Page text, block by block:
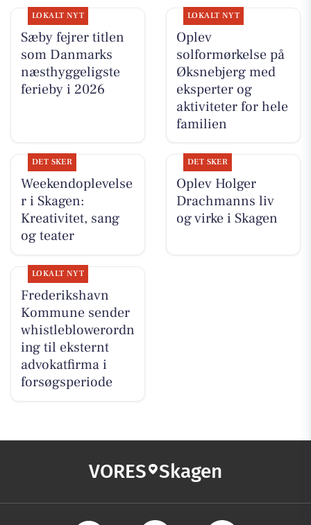
LOKALT NYT
Sæby fejrer titlen
som Danmarks
næsthyggeligste
ferieby i 2026
LOKALT NYT
Oplev
solformørkelse på
Øksnebjerg med
eksperter og
aktiviteter for hele
familien
DET SKER
Weekendoplevelse
r i Skagen:
Kreativitet, sang
og teater
DET SKER
Oplev Holger
Drachmanns liv
og virke i Skagen
LOKALT NYT
Frederikshavn
Kommune sender
whistleblowerordn
ing til eksternt
advokatfirma i
forsøgsperiode
VORES Skagen